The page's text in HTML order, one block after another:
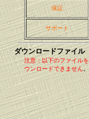
保証
サポート
ダウンロードファイル
注意：以下のファイル
ウンロードできません。